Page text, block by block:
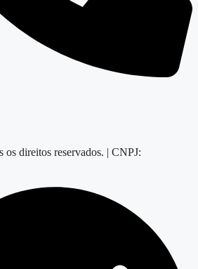
direitos reservados. | CNPJ: